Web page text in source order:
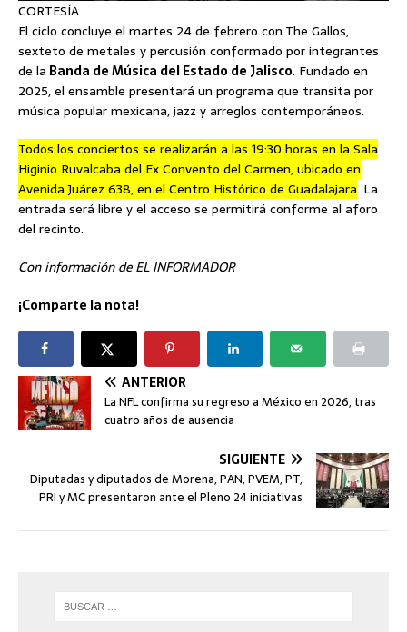
CORTESÍA
El ciclo concluye el martes 24 de febrero con The Gallos,
sexteto de metales y percusión conformado por integrantes
de la Banda de Música del Estado de Jalisco. Fundado en
2025, el ensamble presentará un programa que transita por
música popular mexicana, jazz y arreglos contemporáneos.
Todos los conciertos se realizarán a las 19:30 horas en la Sala
Higinio Ruvalcaba del Ex Convento del Carmen, ubicado en
Avenida Juárez 638, en el Centro Histórico de Guadalajara. La
entrada será libre y el acceso se permitirá conforme al aforo
del recinto.
Con información de EL INFORMADOR
¡Comparte la nota!
ANTERIOR
La NFL confirma su regreso a México en 2026, tras
cuatro años de ausencia
SIGUIENTE
Diputadas y diputados de Morena, PAN, PVEM, PT,
PRI y MC presentaron ante el Pleno 24 iniciativas